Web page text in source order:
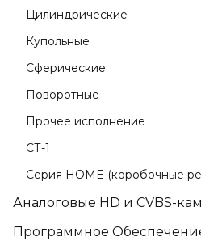
Цилиндрические
Купольные
Сферические
Поворотные
Прочее исполнение
СТ-1
Серия HOME (коробочные
Аналоговые HD и CVBS-
Программное